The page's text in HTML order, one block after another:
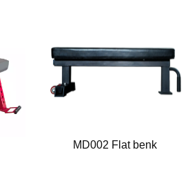
MD002 Flat benk